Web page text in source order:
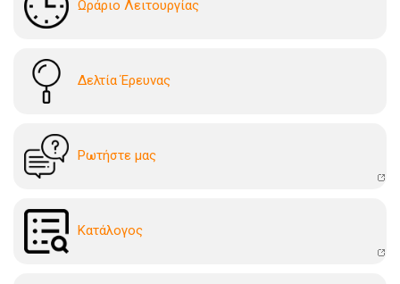
Ωράριο Λειτουργίας
Δελτία Έρευνας
Ρωτήστε μας
Kατάλογoς